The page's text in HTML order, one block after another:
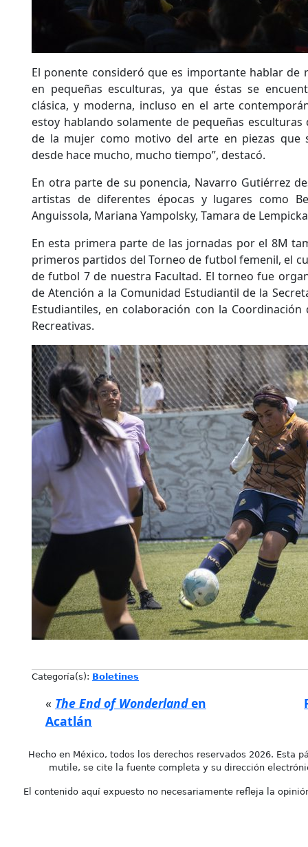
El ponente consideró que es importante hablar de
en pequeñas esculturas, ya que éstas se
clásica, y moderna, incluso en el arte
estoy hablando solamente de pequeñas
de la mujer como motivo del arte en piezas que
desde hace mucho, mucho tiempo”, destacó.
En otra parte de su ponencia, Navarro Gutiérrez
artistas de diferentes épocas y lugares como
Anguissola, Mariana Yampolsky, Tamara de
En esta primera parte de las jornadas por el 8M
primeros partidos del Torneo de futbol femenil, el
de futbol 7 de nuestra Facultad. El torneo fue
de Atención a la Comunidad Estudiantil de la
Estudiantiles, en colaboración con la
Recreativas.
Categoría(s): Boletines
« The End of Wonderlanden
Acatlán
Hecho en México, todos los derechos reservados 2026. Esta
mutile, se cite la fuente completa y su dirección
El contenido aquí expuesto no necesariamente refleja la